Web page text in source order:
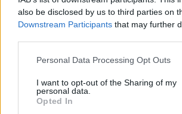
also be disclosed by us to third parties on
Downstream Participants that may further
Please note that this website/app uses one
not limited to your visit or usage behaviour.
grant or deny consent to Google and its
use your data for below specified purposes
Personal Data Processing Opt Outs
I want to opt-out of the Sharing of my
personal data.
Opted In